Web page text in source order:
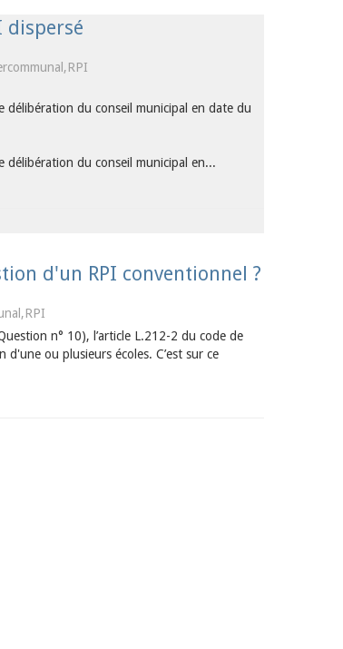
dispersé
délibération du conseil municipal en date du
délibération du conseil municipal en...
d'un RPI conventionnel ?
n° 10), l’article L.212-2 du code de
ou plusieurs écoles. C’est sur ce